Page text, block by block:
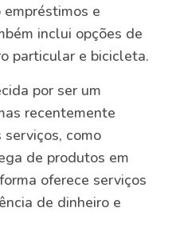
e
inclui opções de
particular e bicicleta.
por ser um
recentemente
como
de produtos em
oferece serviços
de dinheiro e